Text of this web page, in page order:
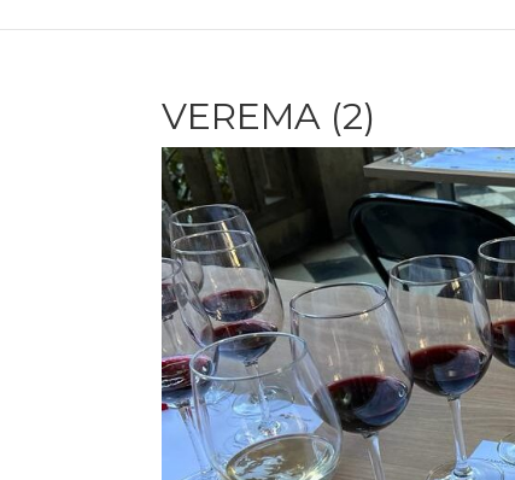
VEREMA (2)